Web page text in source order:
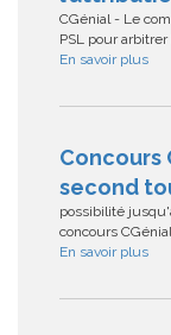
CGénial - Le
PSL pour
En savoir plus
Concours
second
possibilité
concours
En savoir plus